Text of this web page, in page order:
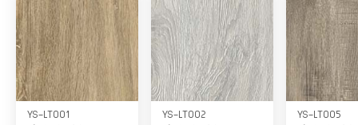
YS-LT001 YS-LT002 YS-LT005